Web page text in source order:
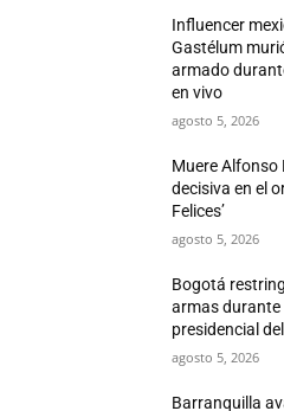
Influencer
Gastélum
armado
en vivo
agosto 5, 2026
Muere Alfonso
decisiva en el
Felices’
agosto 5, 2026
Bogotá
armas durante
presidencial
agosto 5, 2026
Barranquilla